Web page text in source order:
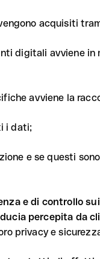
acquisiti
digitali avviene in
avviene la
i dati;
e se questi
e di controllo
percepita da
privacy e